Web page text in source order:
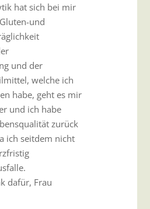
hat sich bei mir
und
und der
welche ich
habe, geht es mir
und ich habe
zurück
ich seitdem nicht
dafür, Frau